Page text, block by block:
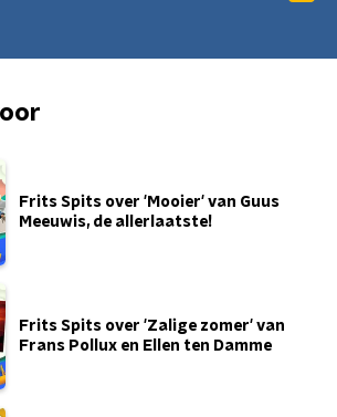
Frits Spits over 'Mooier' van Guus
Meeuwis, de allerlaatste!
Frits Spits over 'Zalige zomer' van
Frans Pollux en Ellen ten Damme